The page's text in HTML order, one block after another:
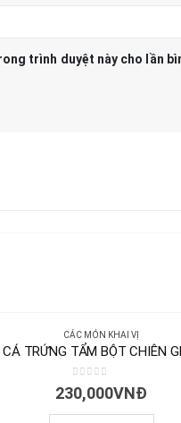
trình duyệt này cho lần
CÁC MÓN KHAI VỊ
CÁ TRỨNG TẨM BỘT CHIÊN
0out of 5
230,000VNĐ